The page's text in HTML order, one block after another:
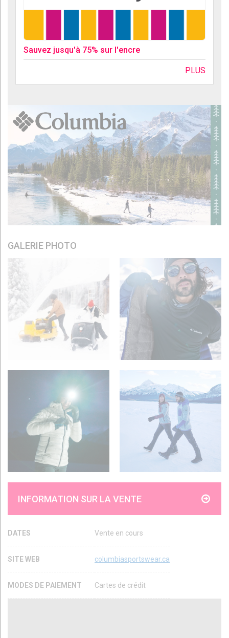
Sauvez jusqu'à 75% sur l'encre
PLUS
GALERIE PHOTO
INFORMATION SUR LA VENTE
DATES Vente en cours
SITE WEB columbiasportswear.ca
MODES DE PAIEMENT Cartes de crédit